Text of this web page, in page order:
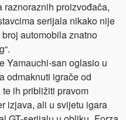
proizvođača,
serijala nikako nije
automobila znatno
Yamauchi-san oglasio u
odmaknuti igrače od
ih približiti pravom
izjava, ali u svijetu igara